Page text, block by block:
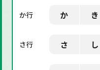
か行 か き
さ行 さ し